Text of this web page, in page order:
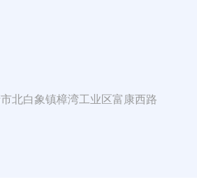
北白象镇樟湾工业区富康西路